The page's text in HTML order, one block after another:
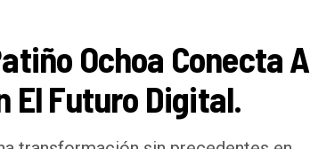
Ochoa Conecta A
El Futuro Digital.